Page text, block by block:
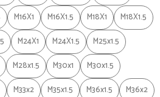
M16X1 M16X1.5 M18X1
M18X1.5
M24X1 M24X1.5
M25x1.5
M28x1.5 M30x1
M30x1.5
M33x2 M35x1.5 M36x1.5
M36x2